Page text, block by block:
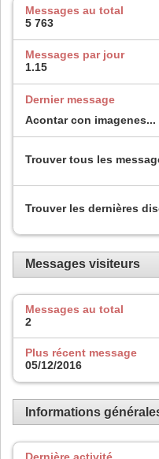
Messages au total
5 763
Messages par jour
1.15
Dernier message
Acontar con imagenes...
Trouver tous les
Trouver les dernières
Messages visiteurs
Messages au total
2
Plus récent message
05/12/2016
Informations